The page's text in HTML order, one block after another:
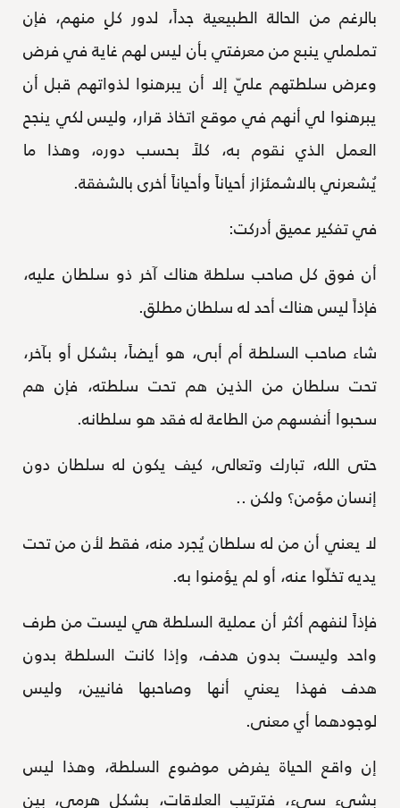
بالرغم من الحالة الطبيعية جداً، لدور كلٍ منهم، فإن
تململي ينبع من معرفتي بأن ليس لهم غاية في فرض
وعرض سلطتهم عليّ إلا أن يبرهنوا لذواتهم قبل أن
يبرهنوا لي أنهم في موقع اتخاذ قرار، وليس لكي ينجح
العمل الذي نقوم به، كلاً بحسب دوره، وهذا ما
يُشعرني بالاشمئزاز أحياناً وأحياناً أخرى بالشفقة.
في تفكير عميق أدركت:
أن فوق كل صاحب سلطة هناك آخر ذو سلطان عليه،
فإذاً ليس هناك أحد له سلطان مطلق.
شاء صاحب السلطة أم أبى، هو أيضاً، بشكل أو بآخر،
تحت سلطان من الذين هم تحت سلطته، فإن هم
سحبوا أنفسهم من الطاعة له فقد هو سلطانه.
حتى الله، تبارك وتعالى، كيف يكون له سلطان دون
إنسان مؤمن؟ ولكن ..
لا يعني أن من له سلطان يُجرد منه، فقط لأن من تحت
يديه تخلّوا عنه، أو لم يؤمنوا به.
فإذاً لنفهم أكثر أن عملية السلطة هي ليست من طرف
واحد وليست بدون هدف، وإذا كانت السلطة بدون
هدف فهذا يعني أنها وصاحبها فانيين، وليس
لوجودهما أي معنى.
إن واقع الحياة يفرض موضوع السلطة، وهذا ليس
بشيء سيء، فترتيب العلاقات، بشكل هرمي، بين